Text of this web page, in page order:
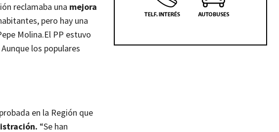
reclamaba una mejora
pero hay una
Molina.El PP estuvo
los populares
en la Región que
“Se han